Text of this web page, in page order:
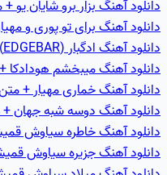
دانلود آهنگ بزار برو شایان یو
دانلود آهنگ برای تو پوری و
دانلود آهنگ ادگبار (EDGEBAR) دورچی + متن آهنگ
دانلود آهنگ میبخشم
دانلود آهنگ خماری مهیار +
دانلود آهنگ دوسه شبه جهان
دانلود آهنگ خاطره سیاوش
دانلود آهنگ جزيره سیاوش قمیشی 2 ورژن +